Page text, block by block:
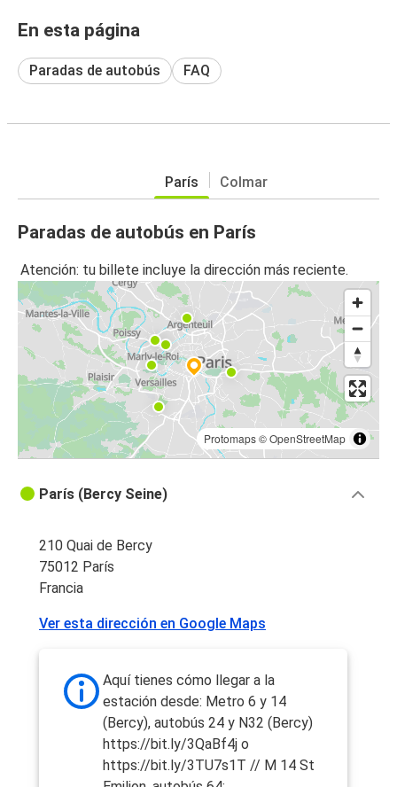
En esta página
Paradas de autobús FAQ
París Colmar
Paradas de autobús en París
Atención: tu billete incluye la dirección más reciente.
Protomaps©OpenStreetMap
París (Bercy Seine)
210 Quai de Bercy
75012 París
Francia
Ver esta dirección en Google Maps
Aquí tienes cómo llegar a la
estación desde: Metro 6 y 14
(Bercy), autobús 24 y N32 (Bercy)
https://bit.ly/3QaBf4j o
https://bit.ly/3TU7s1T // M 14 St